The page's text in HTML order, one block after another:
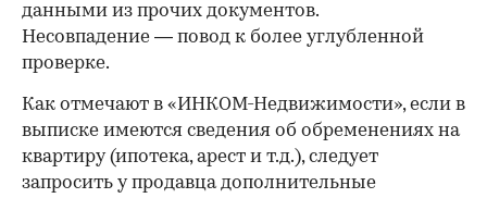
данными из прочих документов.
Несовпадение — повод к более углубленной
проверке.
Как отмечают в «ИНКОМ-Недвижимости», если в
выписке имеются сведения об обременениях на
квартиру (ипотека, арест и т.д.), следует
запросить у продавца дополнительные